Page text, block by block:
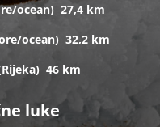
ocean) 27,4 km
ocean) 32,2 km
ijeka) 46 km
luke